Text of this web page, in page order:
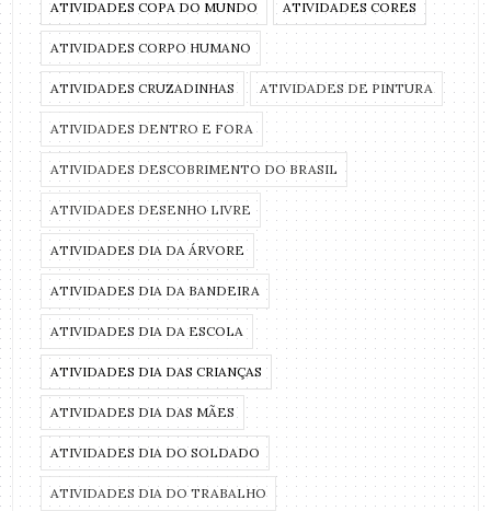
ATIVIDADES COPA DO MUNDO ATIVIDADES CORES
ATIVIDADES CORPO HUMANO
ATIVIDADES CRUZADINHAS ATIVIDADES DE PINTURA
ATIVIDADES DENTRO E FORA
ATIVIDADES DESCOBRIMENTO DO BRASIL
ATIVIDADES DESENHO LIVRE
ATIVIDADES DIA DA ÁRVORE
ATIVIDADES DIA DA BANDEIRA
ATIVIDADES DIA DA ESCOLA
ATIVIDADES DIA DAS CRIANÇAS
ATIVIDADES DIA DAS MÃES
ATIVIDADES DIA DO SOLDADO
ATIVIDADES DIA DO TRABALHO